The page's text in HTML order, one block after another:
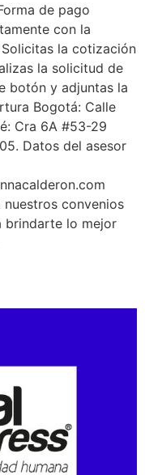
de pago
con la
la cotización
la solicitud de
botón y adjuntas la
Bogotá: Calle
Cra 6A #53-29
Datos del asesor
convenios
brindarte lo mejor